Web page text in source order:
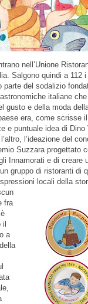
nell’Unione
Salgono quindi a 112
parte del sodalizio
italiane
gusto e della moda
era, come scrisse
e puntuale idea di
l’ideazione del
Suzzara progettato
Innamorati e di creare
gruppo di ristoranti di
locali della
fra
a